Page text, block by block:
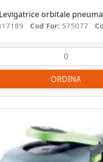
orbitale
Cod For: 575077
ORDINA